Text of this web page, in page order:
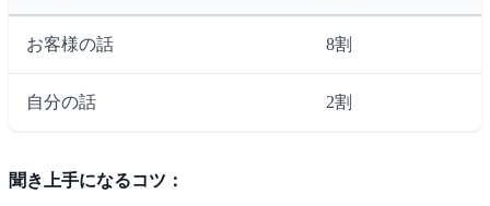
お客様の話 8割
自分の話 2割
聞き上手になるコツ：